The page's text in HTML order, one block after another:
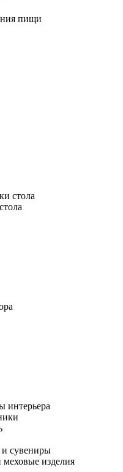
пищи
стола
интерьера
и сувениры
изделия